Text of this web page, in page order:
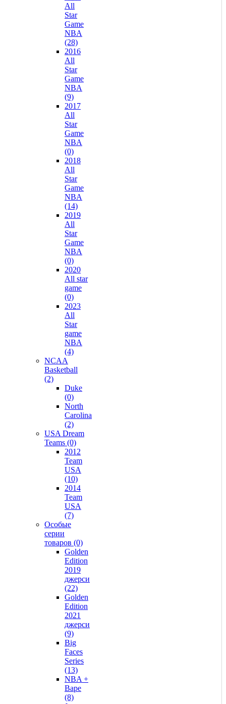
All
Star
Game
NBA
(28)
2016
All
Star
Game
NBA
(9)
2017
All
Star
Game
NBA
(0)
2018
All
Star
Game
NBA
(14)
2019
All
Star
Game
NBA
(0)
2020
All star
game
(0)
2023
All
Star
game
NBA
(4)
NCAA
Basketball
(2)
Duke
(0)
North
Carolina
(2)
USA Dream
Teams (0)
2012
Team
USA
(10)
2014
Team
USA
(7)
Особые
серии
товаров (0)
Golden
Edition
2019
джерси
(22)
Golden
Edition
2021
джерси
(9)
Big
Faces
Series
(13)
NBA +
Bape
(8)